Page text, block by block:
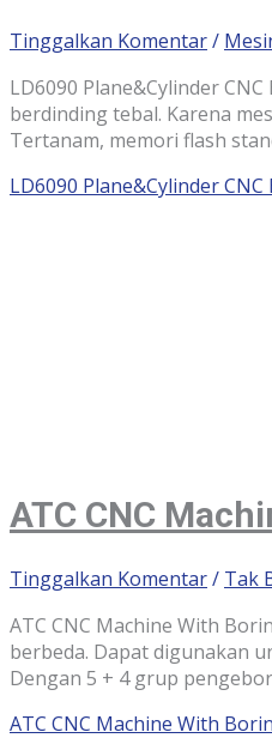
Tinggalkan Komentar/
LD6090 Plane&Cylinder
berdinding tebal. Karena
Tertanam, memori flash
LD6090 Plane&Cylinder
ATC CNC
Tinggalkan Komentar/ Tak
ATC CNC Machine With
berbeda. Dapat digunakan
Dengan 5 + 4 grup
ATC CNC Machine With